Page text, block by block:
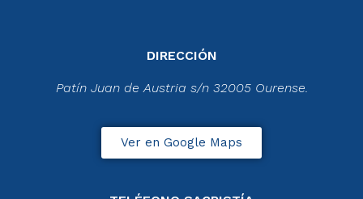
DIRECCIÓN
Patín Juan de Austria s/n 32005 Ourense.
Ver en Google Maps